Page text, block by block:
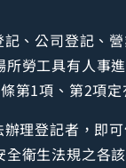
、公司登記、
勞工具有人事
第1項、第2項
理登記者，即
衛生法規之各